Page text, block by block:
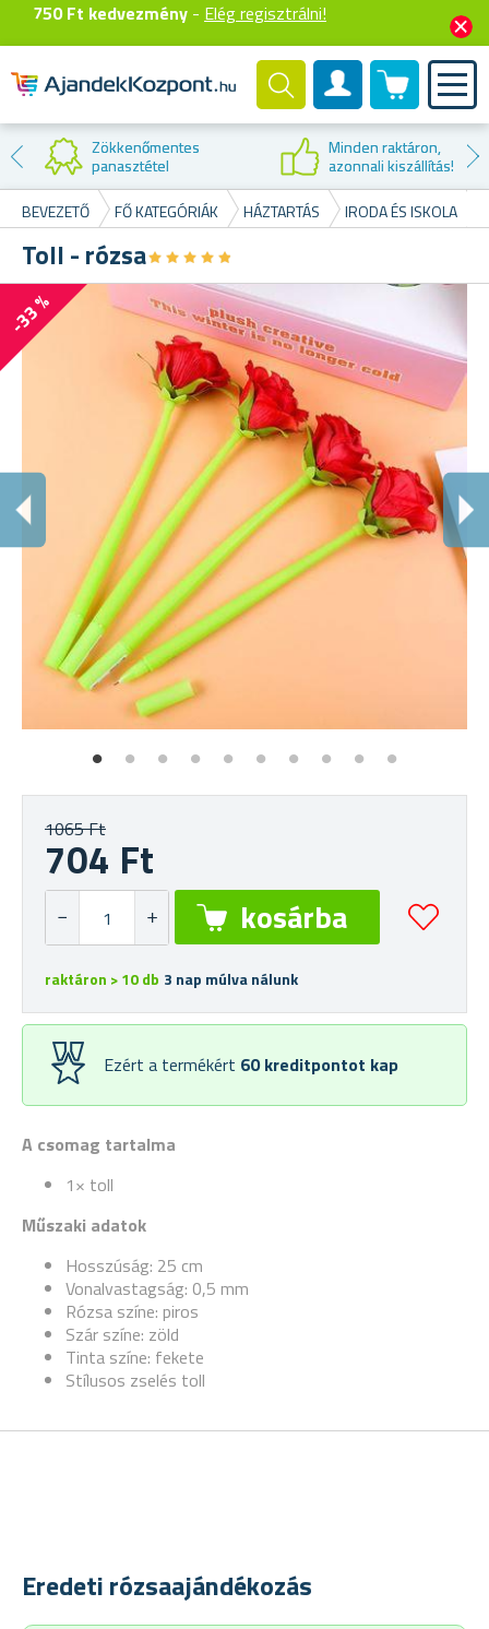
750 Ft kedvezmény - Elég regisztrálni!
Felhasználók fiók
0 termék
Zökkenőmentes
panasztétel
Minden raktáron,
azonnali kiszállítás!
BEVEZETŐ
FŐ KATEGÓRIÁK HÁZTARTÁS IRODA ÉS ISKOLA
Toll - rózsa★★★★★
★★★★★
-33 %
A csomag tartalma
1× toll
Műszaki adatok
Hosszúság: 25 cm
Vonalvastagság: 0,5 mm
Rózsa színe: piros
Szár színe: zöld
Tinta színe: fekete
Stílusos zselés toll
1065 Ft
704 Ft
raktáron > 10 db 3 nap múlva nálunk
Ezért a termékért 60 kreditpontot kap
Eredeti rózsaajándékozás